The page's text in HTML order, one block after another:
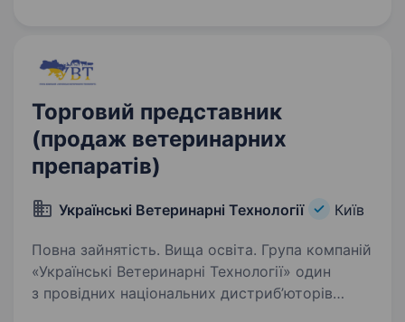
Торговий представник
(продаж ветеринарних
препаратів)
Українські Ветеринарні Технології Київ
Повна зайнятість. Вища освіта. Група компаній
«Українські Ветеринарні Технології» один
з провідних національних дистриб’юторів